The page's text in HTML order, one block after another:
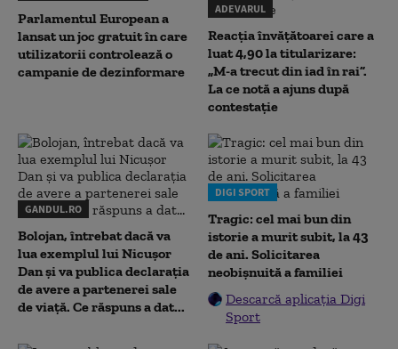
Parlamentul European a
lansat un joc gratuit în care
utilizatorii controlează o
campanie de dezinformare
ADEVARUL
Reacția învățătoarei care a
luat 4,90 la titularizare:
„M-a trecut din iad în rai”.
La ce notă a ajuns după
contestație
GANDUL.RO
Bolojan, întrebat dacă va
lua exemplul lui Nicușor
Dan și va publica declarația
de avere a partenerei sale
de viață. Ce răspuns a dat...
DIGI SPORT
Tragic: cel mai bun din
istorie a murit subit, la 43
de ani. Solicitarea
neobișnuită a familiei
Descarcă aplicația Digi
Sport